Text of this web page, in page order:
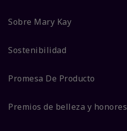
Sobre Mary Kay
Sostenibilidad
Promesa De Producto
Premios de belleza y honores